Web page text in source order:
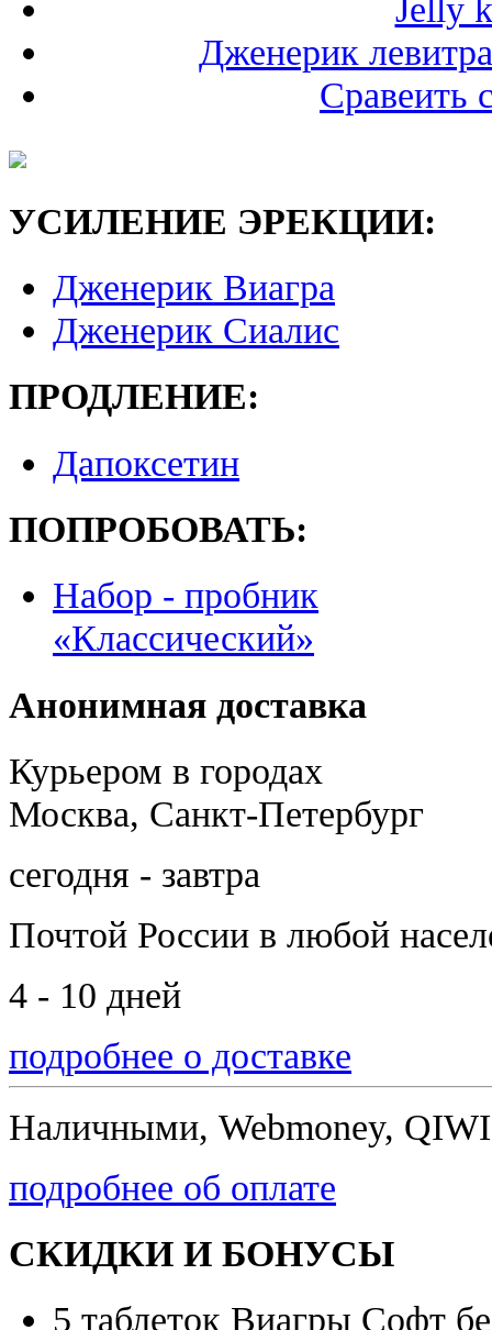
Jelly
Дженерик
Сравеить
УСИЛЕНИЕ ЭРЕКЦИИ:
Дженерик Виагра
Дженерик Сиалис
ПРОДЛЕНИЕ:
Дапоксетин
ПОПРОБОВАТЬ:
Набор - пробник
«Классический»
Анонимная доставка
Курьером в городах
Москва, Санкт-Петербург
сегодня - завтра
Почтой России в любой
4 - 10 дней
подробнее о доставке
Наличными, Webmoney,
подробнее об оплате
СКИДКИ И БОНУСЫ
5 таблеток Виагры Софт